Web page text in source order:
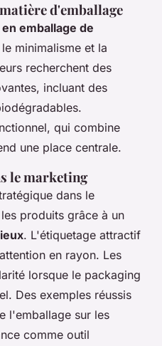
d'emballage
emballage de
minimalisme et la
recherchent des
incluant des
qui combine
une place centrale.
le marketing
dans le
produits grâce à un
. L'étiquetage attractif
en rayon. Les
lorsque le packaging
Des exemples réussis
l'emballage sur les
comme outil